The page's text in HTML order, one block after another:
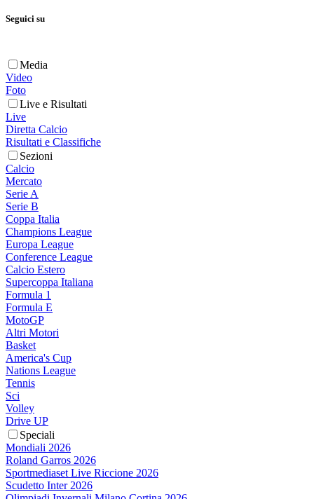
Seguici su
Media
Video
Foto
Live e Risultati
Live
Diretta Calcio
Risultati e Classifiche
Sezioni
Calcio
Mercato
Serie A
Serie B
Coppa Italia
Champions League
Europa League
Conference League
Calcio Estero
Supercoppa Italiana
Formula 1
Formula E
MotoGP
Altri Motori
Basket
America's Cup
Nations League
Tennis
Sci
Volley
Drive UP
Speciali
Mondiali 2026
Roland Garros 2026
Sportmediaset Live Riccione 2026
Scudetto Inter 2026